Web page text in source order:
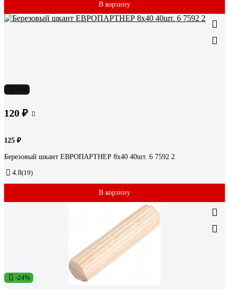
В корзину
120 ₽
125 ₽
Березовый шкант ЕВРОПАРТНЕР 8х40 40шт. 6 7592 2
4.8(19)
В корзину
-24%